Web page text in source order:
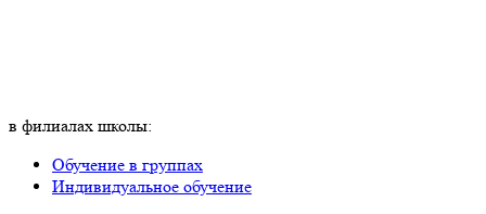
в филиалах школы:
Обучение в группах
Индивидуальное обучение